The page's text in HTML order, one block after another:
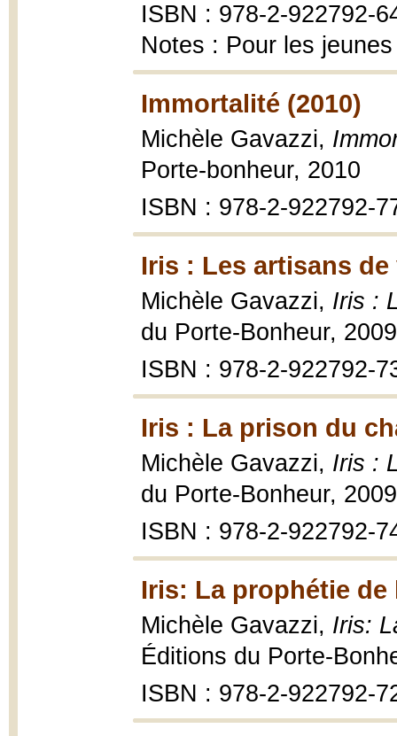
ISBN : 978-2-922792-
Notes : Pour les jeunes
Immortalité (2010)
Michèle Gavazzi,
Porte-bonheur, 2010
ISBN : 978-2-922792-
Iris : Les artisans de
Michèle Gavazzi, Iris :
du Porte-Bonheur, 2009
ISBN : 978-2-922792-
Iris : La prison du
Michèle Gavazzi, Iris :
du Porte-Bonheur, 2009
ISBN : 978-2-922792-
Iris: La prophétie de
Michèle Gavazzi, Iris:
Éditions du Porte-
ISBN : 978-2-922792-